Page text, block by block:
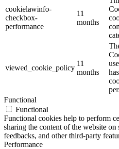
cookielawinfo-
checkbox-
performance
11
months
viewed_cookie_policy
11
months
Functional
Functional
Functional cookies help to perform
sharing the content of the website
feedbacks, and other third-party
Performance